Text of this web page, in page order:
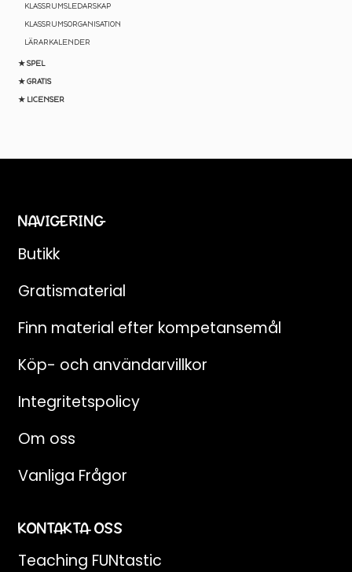
KLASSRUMSLEDARSKAP
KLASSRUMSORGANISATION
LÄRARKALENDER
★ SPEL
★ GRATIS
★ LICENSER
NAVIGERING
Butikk
Gratismaterial
Finn material efter kompetansemål
Köp- och användarvillkor
Integritetspolicy
Om oss
Vanliga Frågor
KONTAKTA OSS
Teaching FUNtastic
Email